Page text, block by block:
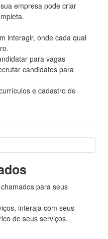
empresa pode criar
interagir, onde cada qual
para vagas
candidatos para
e cadastro de
para seus
interaja com seus
de seus serviços.